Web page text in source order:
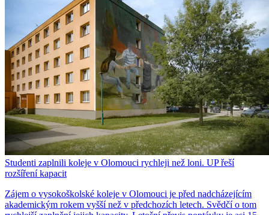
Studenti zaplnili koleje v Olomouci rychleji než loni. UP řeší
rozšíření kapacit
Zájem o vysokoškolské koleje v Olomouci je před nadcházejícím
akademickým rokem vyšší než v předchozích letech. Svědčí o tom